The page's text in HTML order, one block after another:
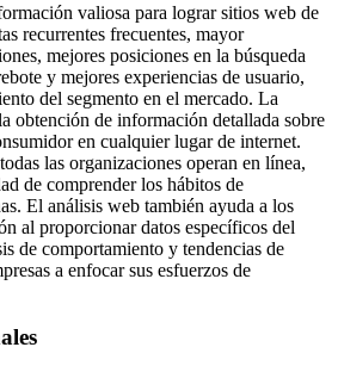
valiosa para lograr sitios web de
recurrentes frecuentes, mayor
mejores posiciones en la búsqueda
y mejores experiencias de usuario,
del segmento en el mercado. La
obtención de información detallada sobre
en cualquier lugar de internet.
las organizaciones operan en línea,
de comprender los hábitos de
El análisis web también ayuda a los
al proporcionar datos específicos del
de comportamiento y tendencias de
a enfocar sus esfuerzos de